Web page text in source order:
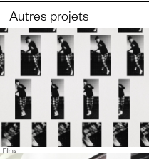
Autres projets
Films